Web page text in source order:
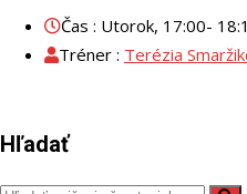
Čas : Utorok, 17:00-
Tréner : Terézia
Hľadať